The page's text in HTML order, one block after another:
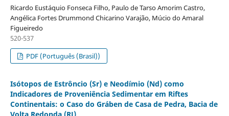
Ricardo Eustáquio Fonseca Filho, Paulo de Tarso Amorim Castro,
Angélica Fortes Drummond Chicarino Varajão, Múcio do Amaral
Figueiredo
520-537
PDF (Português (Brasil))
Isótopos de Estrôncio (Sr) e Neodímio (Nd) como
Indicadores de Proveniência Sedimentar em Riftes
Continentais: o Caso do Gráben de Casa de Pedra, Bacia de
Volta Redonda (RJ)